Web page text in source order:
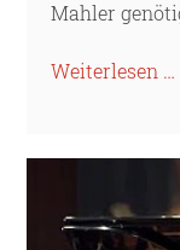
Mahler
Weiterlesen …